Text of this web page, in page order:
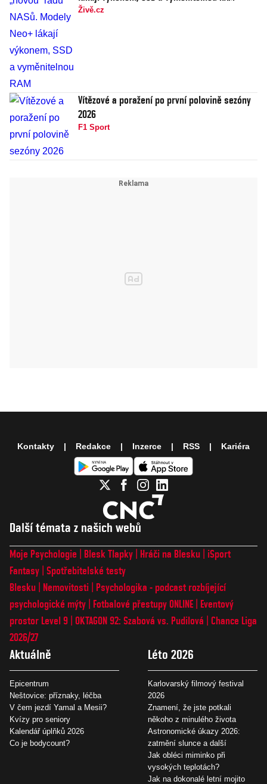
Živě.cz
Vítězové a poražení po první polovině sezóny
2026
F1 Sport
Další témata z našich webů
Moje Psychologie Blesk Tlapky Hráči na Blesku
iSport
Fantasy Spotřebitelské testy
Blesku
Nemovitosti
Psychologika - podcast rozbíjející
psychologické mýty
Fotbalové přestupy ONLINE
Eventový
prostor Level 9 OKTAGON 92: Szabová vs. Pudilová
Chance Liga
2026/27
Aktuálně
Epicentrum
Neštovice: příznaky, léčba
V čem jezdí Yamal a Mesii?
Kvízy pro seniory
Kalendář úplňků 2026
Co je bodycount?
Léto 2026
Karlovarský filmový festival
2026
Znamení, že jste potkali
někoho z minulého života
Astronomické úkazy 2026:
zatmění slunce a další
Jak obléci miminko při
vysokých teplotách?
Jak na dokonalé letní mojito
Kontakty Redakce Inzerce RSS Kariéra